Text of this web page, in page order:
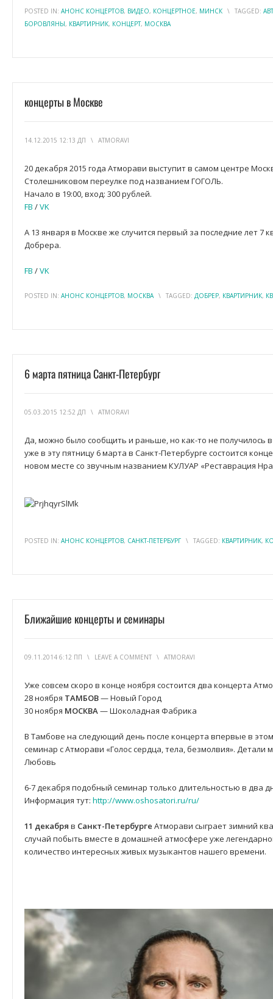
POSTED IN: АНОНС КОНЦЕРТОВ, ВИДЕО, КОНЦЕРТНОЕ, МИНСК \ TAGGED:
БОРОВЛЯНЫ, КВАРТИРНИК, КОНЦЕРТ, МОСКВА
концерты в Москве
14.12.2015 12:13 ДП \ ATMORAVI
20 декабря 2015 года Атморави выступит в самом центре
Столешниковом переулке под названием ГОГОЛЬ.
Начало в 19:00, вход: 300 рублей.
FB /VK
А 13 января в Москве же случится первый за последние лет 7
Добрера.
FB /VK
POSTED IN: АНОНС КОНЦЕРТОВ, МОСКВА \ TAGGED: ДОБРЕР, КВАРТИРНИК,
6 марта пятница Санкт-Петербург
05.03.2015 12:52 ДП \ ATMORAVI
Да, можно было сообщить и раньше, но как-то не получилось
уже в эту пятницу 6 марта в Санкт-Петербурге состоится
новом месте со звучным названием КУЛУАР «Реставрация
POSTED IN: АНОНС КОНЦЕРТОВ, САНКТ-ПЕТЕРБУРГ \ TAGGED: КВАРТИРНИК,
Ближайшие концерты и семинары
09.11.2014 6:12 ПП \ LEAVE A COMMENT \ ATMORAVI
Уже совсем скоро в конце ноября состоится два концерта
28 ноября ТАМБОВ— Новый Город
30 ноября МОСКВА— Шоколадная Фабрика
В Тамбове на следующий день после концерта впервые в
семинар с Атморави «Голос сердца, тела, безмолвия». Детали
Любовь
6-7 декабря подобный семинар только длительностью в два
Информация тут: http://www.oshosatori.ru/ru/
11 декабря в Санкт-Петербурге Атморави сыграет зимний
случай побыть вместе в домашней атмосфере уже
количество интересных живых музыкантов нашего времени.